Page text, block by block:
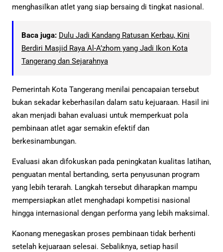
menghasilkan atlet yang siap bersaing di tingkat nasional.
Baca juga: Dulu Jadi Kandang Ratusan Kerbau, Kini
Berdiri Masjid Raya Al-A’zhom yang Jadi Ikon Kota
Tangerang dan Sejarahnya
Pemerintah Kota Tangerang menilai pencapaian tersebut
bukan sekadar keberhasilan dalam satu kejuaraan. Hasil ini
akan menjadi bahan evaluasi untuk memperkuat pola
pembinaan atlet agar semakin efektif dan
berkesinambungan.
Evaluasi akan difokuskan pada peningkatan kualitas latihan,
penguatan mental bertanding, serta penyusunan program
yang lebih terarah. Langkah tersebut diharapkan mampu
mempersiapkan atlet menghadapi kompetisi nasional
hingga internasional dengan performa yang lebih maksimal.
Kaonang menegaskan proses pembinaan tidak berhenti
setelah kejuaraan selesai. Sebaliknya, setiap hasil